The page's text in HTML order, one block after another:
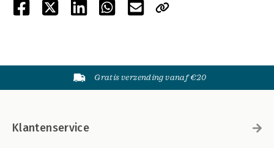
Gratis verzending vanaf €20
Klantenservice